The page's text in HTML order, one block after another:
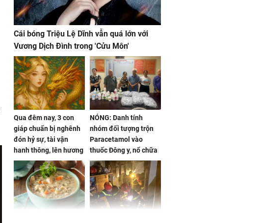
Cái bóng Triệu Lệ Dĩnh vẫn quá lớn với
Vương Dịch Đình trong 'Cửu Môn'
Qua đêm nay, 3 con
giáp chuẩn bị nghênh
đón hỷ sự, tài vận
hanh thông, lên hương
hóa Rồng hóa Phượng,
gom hết may mắn về
nhà
NÓNG: Danh tính
nhóm đối tượng trộn
Paracetamol vào
thuốc Đông y, nổ chữa
bách bệnh